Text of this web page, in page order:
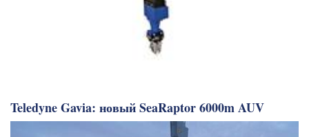
Teledyne Gavia: новый SeaRaptor 6000m AUV